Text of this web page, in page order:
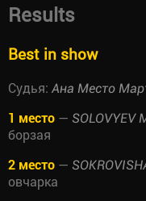
Results
Best in show
Судья: Ана Место
1 место — SOLOVYEV
борзая
2 место —
овчарка